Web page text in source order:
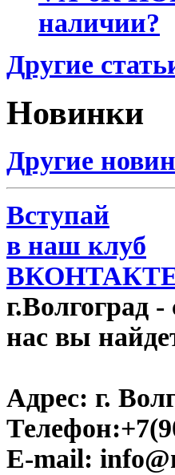
наличии?
Другие
Новинки
Другие
Вступай
в наш клуб
г.Волгоград -
нас вы
Адрес: г.
Телефон:
E-mail: